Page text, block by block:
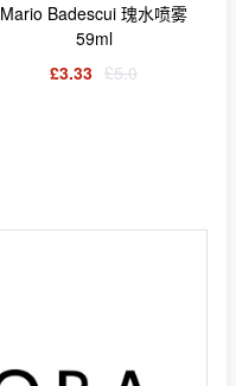
Mario Badescui 瑰水喷雾
59ml
£3.33 £5.0